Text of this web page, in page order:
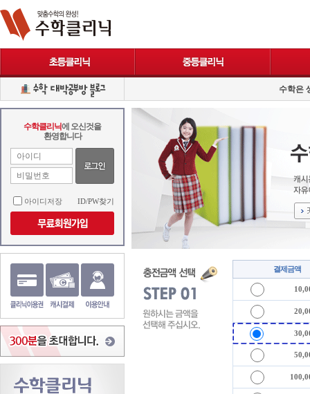
수학은
수학클리닉에 오신것을
환영합니다
아이디저장 ID/PW찾기
결제금액